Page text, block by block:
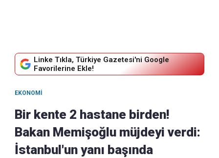
Linke Tıkla, Türkiye Gazetesi'ni Google
Favorilerine Ekle!
EKONOMI
Bir kente 2 hastane birden!
Bakan Memişoğlu müjdeyi verdi:
İstanbul'un yanı başında